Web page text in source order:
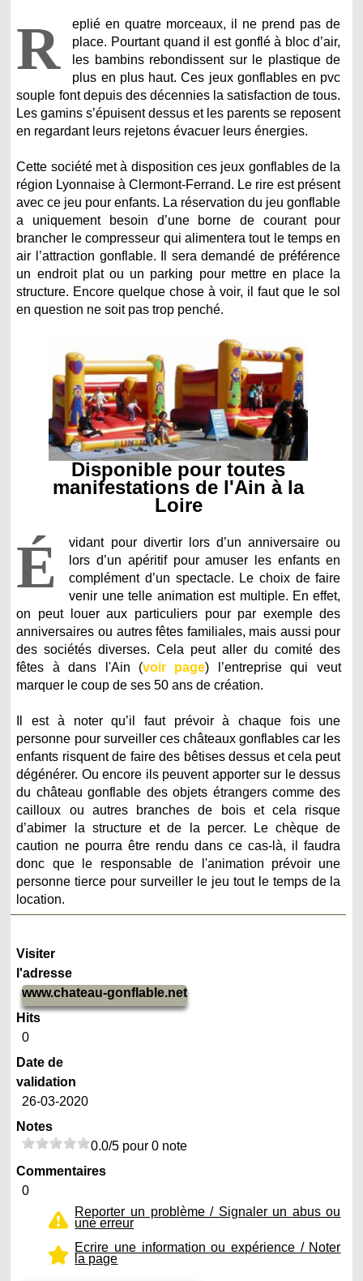
R
eplié en quatre morceaux, il ne prend pas de
place. Pourtant quand il est gonflé à bloc d’air,
les bambins rebondissent sur le plastique de
plus en plus haut. Ces jeux gonflables en pvc
souple font depuis des décennies la satisfaction de tous.
Les gamins s’épuisent dessus et les parents se reposent
en regardant leurs rejetons évacuer leurs énergies.
Cette société met à disposition ces jeux gonflables de la
région Lyonnaise à Clermont-Ferrand. Le rire est présent
avec ce jeu pour enfants. La réservation du jeu gonflable
a uniquement besoin d’une borne de courant pour
brancher le compresseur qui alimentera tout le temps en
air l’attraction gonflable. Il sera demandé de préférence
un endroit plat ou un parking pour mettre en place la
structure. Encore quelque chose à voir, il faut que le sol
en question ne soit pas trop penché.
Disponible pour toutes
manifestations de l'Ain à la
Loire
É
vidant pour divertir lors d’un anniversaire ou
lors d’un apéritif pour amuser les enfants en
complément d’un spectacle. Le choix de faire
venir une telle animation est multiple. En effet,
on peut louer aux particuliers pour par exemple des
anniversaires ou autres fêtes familiales, mais aussi pour
des sociétés diverses. Cela peut aller du comité des
fêtes à dans l'Ain (voir page) l’entreprise qui veut
marquer le coup de ses 50 ans de création.
Il est à noter qu’il faut prévoir à chaque fois une
personne pour surveiller ces châteaux gonflables car les
enfants risquent de faire des bêtises dessus et cela peut
dégénérer. Ou encore ils peuvent apporter sur le dessus
du château gonflable des objets étrangers comme des
cailloux ou autres branches de bois et cela risque
d’abimer la structure et de la percer. Le chèque de
caution ne pourra être rendu dans ce cas-là, il faudra
donc que le responsable de l'animation prévoir une
personne tierce pour surveiller le jeu tout le temps de la
location.
Visiter
l'adresse
www.chateau-gonflable.net
Hits
0
Date de
validation
26-03-2020
Notes
0.0/5 pour 0 note
Commentaires
0
Reporter un problème / Signaler un abus ou
une erreur
Ecrire une information ou expérience / Noter
la page